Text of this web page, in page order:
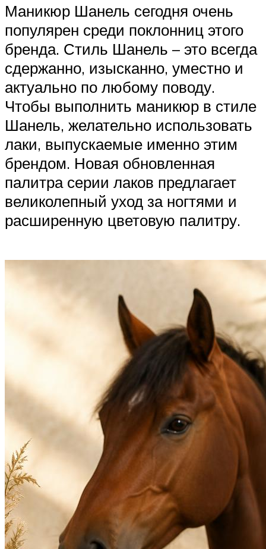
Маникюр Шанель сегодня очень
популярен среди поклонниц этого
бренда. Стиль Шанель – это всегда
сдержанно, изысканно, уместно и
актуально по любому поводу.
Чтобы выполнить маникюр в стиле
Шанель, желательно использовать
лаки, выпускаемые именно этим
брендом. Новая обновленная
палитра серии лаков предлагает
великолепный уход за ногтями и
расширенную цветовую палитру.